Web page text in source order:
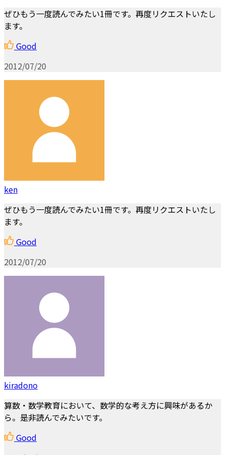
ぜひもう一度読んでみたい1冊です。再度リクエストいたし
ます。
Good
2012/07/20
ken
ぜひもう一度読んでみたい1冊です。再度リクエストいたし
ます。
Good
2012/07/20
kiradono
算数・数学教育において、数学的な考え方に興味があるか
ら。是非読んでみたいです。
Good